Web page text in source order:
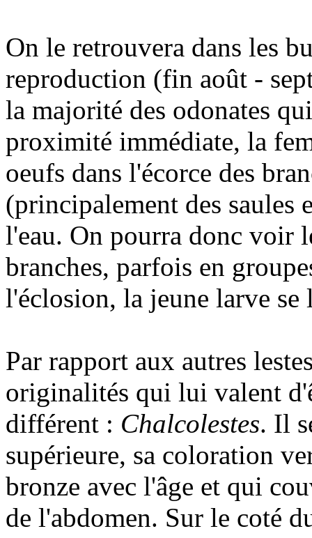
On le retrouvera dans les
reproduction (fin août -
la majorité des odonates
proximité immédiate, la
oeufs dans l'écorce des
(principalement des saules
l'eau. On pourra donc voir
branches, parfois en
l'éclosion, la jeune larve se
Par rapport aux autres
originalités qui lui valent
différent : Chalcolestes. Il
supérieure, sa coloration
bronze avec l'âge et qui
de l'abdomen. Sur le coté